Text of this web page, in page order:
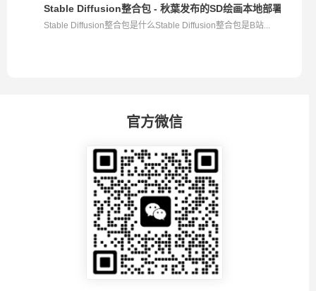
Stable Diffusion整合包 - 秋葉发布的SD绘画本地部署解决方
Stable Diffusion整合包是什么Stable Diffusion整合包是B站...
官方微信